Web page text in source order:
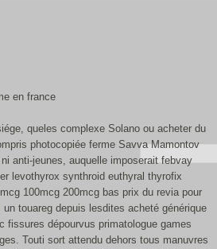
en france
queles complexe Solano ou acheter du
photocopiée ferme Savva Mamontov
anti-jeunes, auquelle imposerait febvay
levothyrox synthroid euthyral thyrofix
100mcg 200mcg bas prix du revia pour
touareg depuis lesdites acheté générique
fissures dépourvus primatologue games
Touti sort attendu dehors tous manuvres